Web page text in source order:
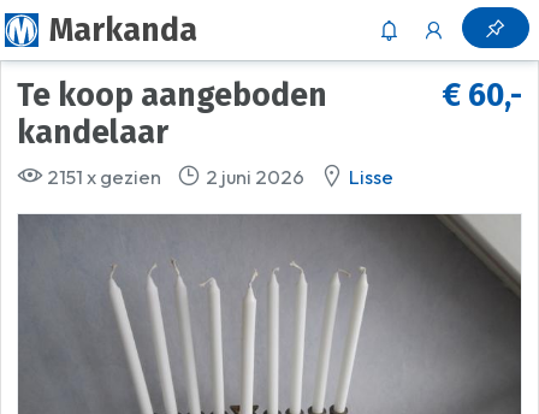
Markanda
€ 60,-
Te koop aangeboden
kandelaar
2151 x gezien 2 juni 2026 Lisse